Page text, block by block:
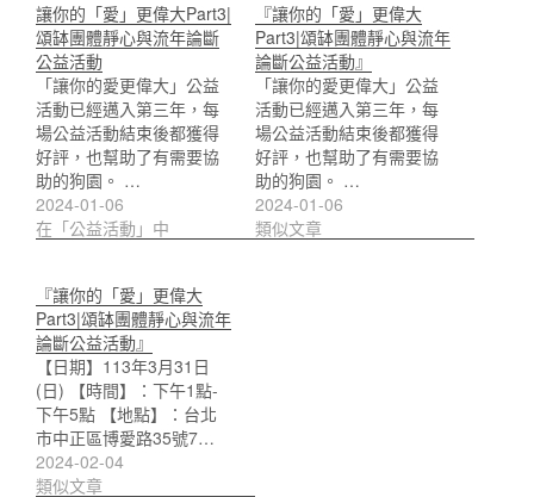
讓你的「愛」更偉大Part3|
頌缽團體靜心與流年論斷
公益活動
「讓你的愛更偉大」公益
活動已經邁入第三年，每
場公益活動結束後都獲得
好評，也幫助了有需要協
助的狗園。 …
2024-01-06
在「公益活動」中
『讓你的「愛」更偉大
Part3|頌缽團體靜心與流年
論斷公益活動』
「讓你的愛更偉大」公益
活動已經邁入第三年，每
場公益活動結束後都獲得
好評，也幫助了有需要協
助的狗園。 …
2024-01-06
類似文章
『讓你的「愛」更偉大
Part3|頌缽團體靜心與流年
論斷公益活動』
【日期】113年3月31日
(日) 【時間】：下午1點-
下午5點 【地點】：台北
市中正區博愛路35號7…
2024-02-04
類似文章